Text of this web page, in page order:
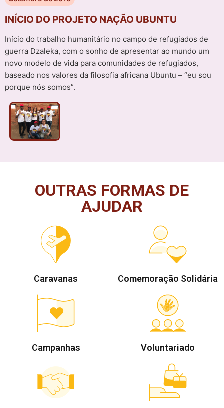
INÍCIO DO PROJETO NAÇÃO UBUNTU
Início do trabalho humanitário no campo de refugiados de
guerra Dzaleka, com o sonho de apresentar ao mundo um
novo modelo de vida para comunidades de refugiados,
baseado nos valores da filosofia africana Ubuntu – “eu sou
porque nós somos”.
OUTRAS FORMAS DE
AJUDAR
Caravanas Comemoração Solidária
Campanhas Voluntariado